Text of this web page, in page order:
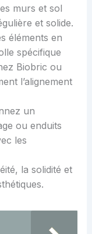
murs et sol
et solide.
éléments en
spécifique
Biobric ou
l’alignement
un
ou enduits
les
la solidité et